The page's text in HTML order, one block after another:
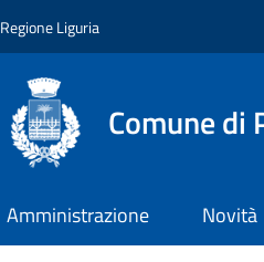
Regione Liguria
Comune di
Amministrazione Novità